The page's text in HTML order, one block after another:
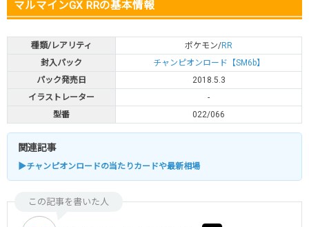
マルマインGX RRの基本情報
種類/レアリティ ポケモン/RR
封入パック
チャンピオンロード【SM6b】
パック発売日
2018.5.3
イラストレーター
-
型番
022/066
関連記事
▶チャンピオンロードの当たりカードや最新相場
この記事を書いた人